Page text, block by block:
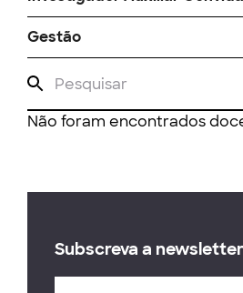
Gestão
Não foram encontrados
Subscreva a